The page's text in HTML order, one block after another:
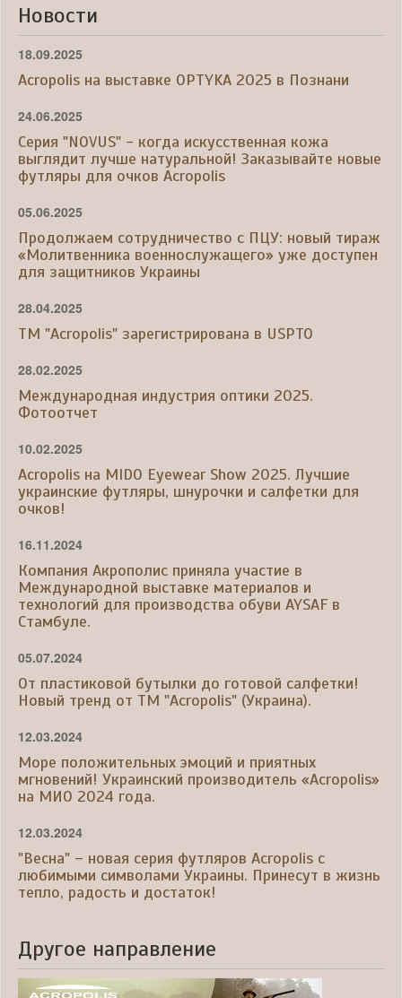
Новости
18.09.2025
Acropolis на выставке OPTYKA 2025 в Познани
24.06.2025
Серия "NOVUS" - когда искусственная кожа
выглядит лучше натуральной! Заказывайте новые
футляры для очков Acropolis
05.06.2025
Продолжаем сотрудничество с ПЦУ: новый тираж
«Молитвенника военнослужащего» уже доступен
для защитников Украины
28.04.2025
ТМ "Acropolis" зарегистрирована в USPTO
28.02.2025
Международная индустрия оптики 2025.
Фотоотчет
10.02.2025
Acropolis на MIDO Eyewear Show 2025. Лучшие
украинские футляры, шнурочки и салфетки для
очков!
16.11.2024
Компания Акрополис приняла участие в
Международной выставке материалов и
технологий для производства обуви AYSAF в
Стамбуле.
05.07.2024
От пластиковой бутылки до готовой салфетки!
Новый тренд от ТМ "Acropolis" (Украина).
12.03.2024
Море положительных эмоций и приятных
мгновений! Украинский производитель «Acropolis»
на МИО 2024 года.
12.03.2024
"Весна" – новая серия футляров Acropolis с
любимыми символами Украины. Принесут в жизнь
тепло, радость и достаток!
Другое направление